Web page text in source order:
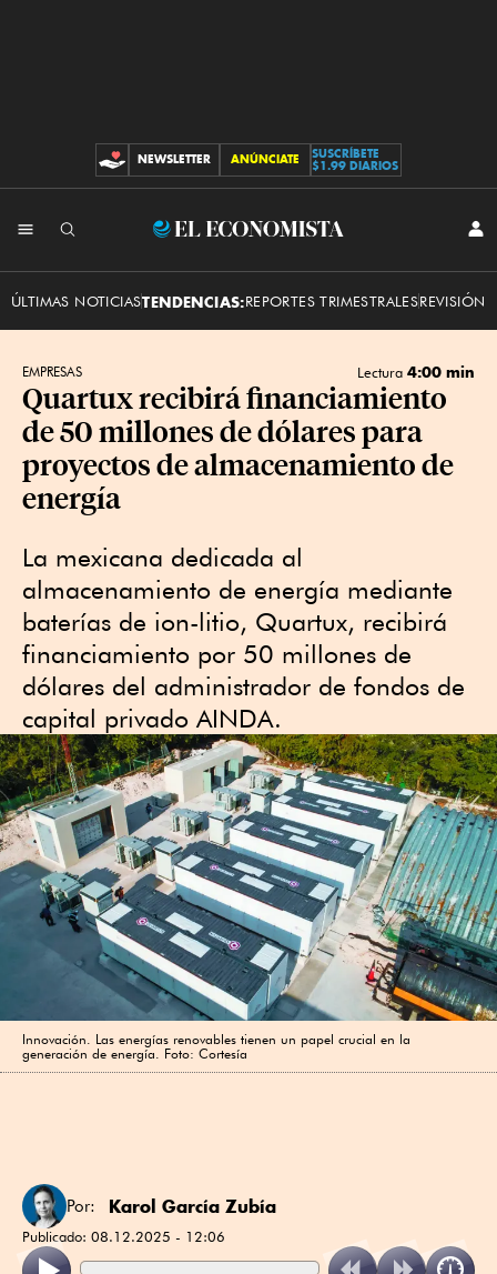
CONTRIBUCIONES
NEWSLETTER ANÚNCIATE
SUSCRÍBETE
$1.99 DIARIOS
El
ÚLTIMAS NOTICIASTENDENCIAS:REPORTES TRIMESTRALESREVISIÓN
EMPRESAS Lectura 4:00 min
Quartux recibirá financiamiento
de 50 millones de dólares para
proyectos de almacenamiento de
energía
La mexicana dedicada al
almacenamiento de energía mediante
baterías de ion-litio, Quartux, recibirá
financiamiento por 50 millones de
dólares del administrador de fondos de
capital privado AINDA.
Innovación. Las energías renovables tienen un papel crucial en la
generación de energía. Foto: Cortesía
Por: Karol García Zubía
Publicado: 08.12.2025 - 12:06